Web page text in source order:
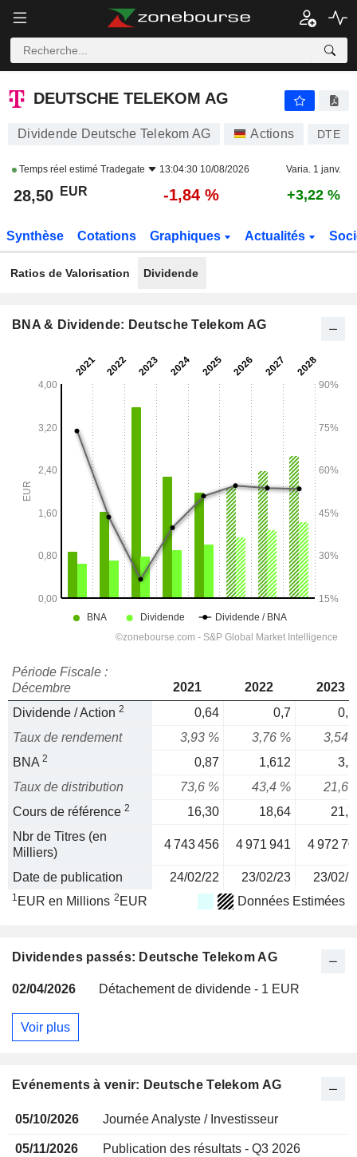
DEUTSCHE TELEKOM AG
DEUTSCHE TELEKOM AG
Dividende Deutsche Telekom AG Actions DTE
Temps réel estimé Tradegate 13:04:30 10/08/2026 Varia. 1 janv.
28,50 EUR -1,84 % +3,22 %
Synthèse Cotations Graphiques Actualités
Ratios de Valorisation Dividende
BNA & Dividende: Deutsche Telekom AG
Période Fiscale :
Décembre
2021 2022
2023
Dividende / Action 2 0,64 0,7
Taux de rendement
3,93 % 3,76 %
3,54
BNA 2 0,87 1,612
Taux de distribution
73,6 % 43,4 %
21,6
Cours de référence 2 16,30 18,64
Nbr de Titres (en
Milliers)
4 743 456 4 971 941 4 972
Date de publication 24/02/22 23/02/23 23/02/
1 EUR en Millions 2 EUR Données Estimées
Dividendes passés: Deutsche Telekom AG
02/04/2026 Détachement de dividende - 1 EUR
Voir plus
Evénements à venir: Deutsche Telekom AG
05/10/2026 Journée Analyste / Investisseur
05/11/2026 Publication des résultats - Q3 2026